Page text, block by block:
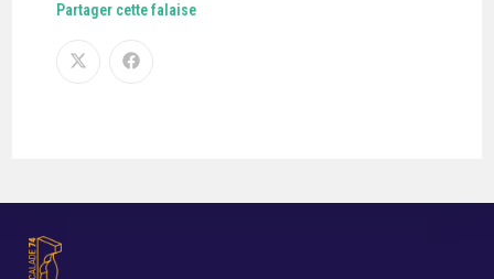
Partager cette falaise